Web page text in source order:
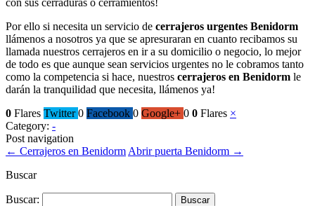
Por ello si necesita un servicio de cerrajeros urgentes Benidorm
llámenos a nosotros ya que se apresuraran en cuanto recibamos su
llamada nuestros cerrajeros en ir a su domicilio o negocio, lo mejor
de todo es que aunque sean servicios urgentes no le cobramos tanto
como la competencia si hace, nuestros cerrajeros en Benidorm le
darán la tranquilidad que necesita, llámenos ya!
0 Flares Twitter 0 Facebook 0 Google+ 0 0 Flares ×
Category: -
Post navigation
← Cerrajeros en Benidorm Abrir puerta Benidorm →
Buscar
Buscar: